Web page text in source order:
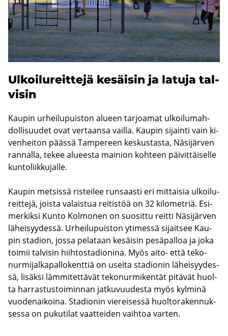
Ul­koi­lu­reit­te­jä ke­säi­sin ja la­tu­ja tal­
vi­sin
Kau­pin ur­hei­lu­puis­ton alu­een tar­joa­mat ul­koi­lu­mah­
dol­li­suu­det ovat ver­taan­sa vail­la. Kau­pin si­jain­ti vain ki­
ven­hei­ton pääs­sä Tam­pe­reen kes­kus­tas­ta, Nä­si­jär­ven
ran­nal­la, tekee alu­ees­ta mai­nion koh­teen päi­vit­täi­sel­le
kun­to­liik­ku­jal­le.
Kau­pin met­sis­sä ris­tei­lee run­saas­ti eri mit­tai­sia ul­koi­lu­
reit­te­jä, jois­ta va­lais­tua rei­tis­töä on 32 ki­lo­met­riä. Esi­
mer­kik­si Kunto Kol­mo­nen on suo­sit­tu reit­ti Nä­si­jär­ven
lä­hei­syy­des­sä. Ur­hei­lu­puis­ton yti­mes­sä si­jait­see Kau­
pin sta­dion, jossa pe­la­taan ke­säi­sin pe­sä­pal­loa ja joka
toi­mii tal­vi­sin hiih­tos­ta­dio­ni­na. Myös aito- että te­ko­
nur­mi­jal­ka­pal­lo­kent­tiä on usei­ta sta­dio­nin lä­hei­syy­des­
sä, li­säk­si läm­mi­tet­tä­vät te­ko­nur­mi­ken­tät pi­tä­vät huol­
ta har­ras­tus­toi­min­nan jat­ku­vuu­des­ta myös kyl­mi­nä
vuo­de­nai­koi­na. Sta­dio­nin vie­rei­ses­sä huol­to­ra­ken­nuk­
ses­sa on pu­ku­ti­lat vaat­tei­den vaih­toa var­ten.